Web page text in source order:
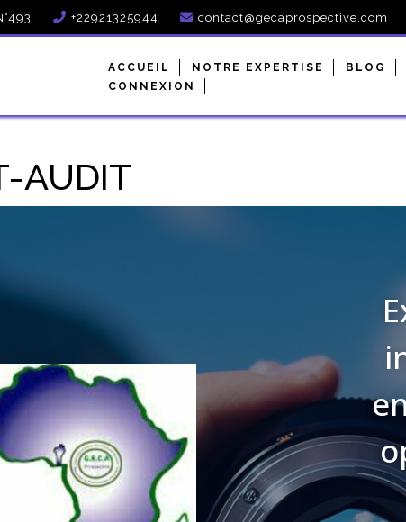
+22921325944 contact@gecaprospective.com
ACCUEIL NOTRE EXPERTISE BLOG
CONNEXION
AUDIT